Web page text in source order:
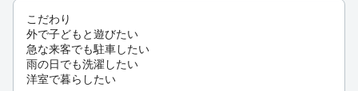
こだわり
外で子どもと遊びたい
急な来客でも駐車したい
雨の日でも洗濯したい
洋室で暮らしたい